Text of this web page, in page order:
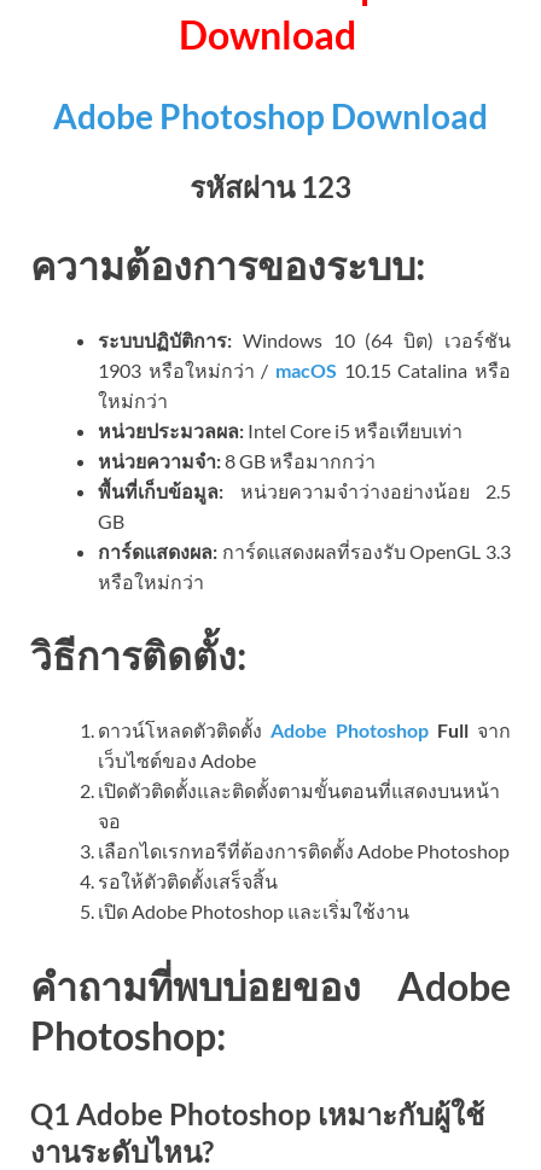
Download
Adobe Photoshop Download
รหัสผ่าน 123
ความต้องการของระบบ:
ระบบปฏิบัติการ: Windows 10 (64 บิต) เวอร์ชัน
1903 หรือใหม่กว่า / macOS 10.15 Catalina หรือ
ใหม่กว่า
หน่วยประมวลผล: Intel Core i5 หรือเทียบเท่า
หน่วยความจำ:8 GB หรือมากกว่า
พื้นที่เก็บข้อมูล: หน่วยความจำว่างอย่างน้อย 2.5
GB
การ์ดแสดงผล: การ์ดแสดงผลที่รองรับ OpenGL 3.3
หรือใหม่กว่า
วิธีการติดตั้ง:
ดาวน์โหลดตัวติดตั้ง Adobe Photoshop Full จาก
เว็บไซต์ของ Adobe
เปิดตัวติดตั้งและติดตั้งตามขั้นตอนที่แสดงบนหน้า
จอ
เลือกไดเรกทอรีที่ต้องการติดตั้ง Adobe Photoshop
รอให้ตัวติดตั้งเสร็จสิ้น
เปิด Adobe Photoshop และเริ่มใช้งาน
คำถามที่พบบ่อยของ Adobe
Photoshop:
Q1 Adobe Photoshop เหมาะกับผู้ใช้
งานระดับไหน?